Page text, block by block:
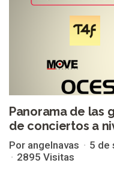
Panorama de las
de conciertos a
Por angelnavas
5 de
2895 Visitas